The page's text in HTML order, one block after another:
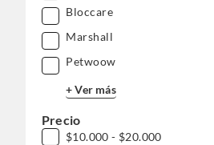
Bloccare
Marshall
Petwoow
+ Ver más
Precio
$10.000 - $20.000